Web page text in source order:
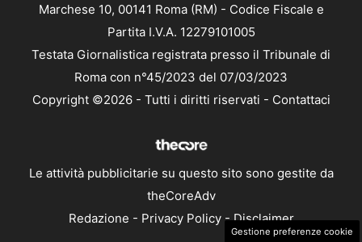
Marchese 10, 00141 Roma (RM) - Codice Fiscale e
Partita I.V.A. 12279101005
Testata Giornalistica registrata presso il Tribunale di
Roma con n°45/2023 del 07/03/2023
Copyright ©2026 - Tutti i diritti riservati - Contattaci
Le attività pubblicitarie su questo sito sono gestite da
theCoreAdv
Redazione - Privacy Policy-Disclaimer
Gestione preferenze cookie